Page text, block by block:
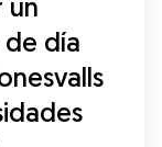
un
día